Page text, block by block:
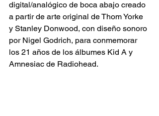
digital/analógico de boca abajo creado
a partir de arte original de Thom Yorke
y Stanley Donwood, con diseño sonoro
por Nigel Godrich, para conmemorar
los 21 años de los álbumes Kid A y
Amnesiac de Radiohead.